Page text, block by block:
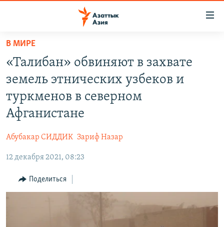
Вернуться
основному
содержанию
главной
Вернутся
ЦЕНТРАЛЬНАЯ АЗИЯ
УЗБЕКИСТАН
НА ДРУГИХ ЯЗЫКАХ
КЫРГЫЗЧА
ЎЗБЕКЧА
ТОҶИКӢ
ПОДПИШИТЕСЬ НА НАС В СОЦСЕТЯХ
Все сайты РСЕ/РС
В МИРЕ
«Талибан» обвиняют в захвате
земель этнических узбеков и
туркменов в северном
Афганистане
Абубакар СИДДИК Зариф Назар
12 декабря 2021, 08:23
Поделиться